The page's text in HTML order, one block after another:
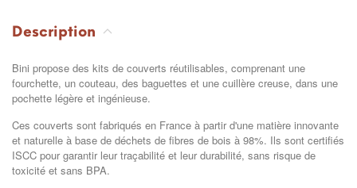
Description
Bini propose des kits de couverts réutilisables, comprenant une
fourchette, un couteau, des baguettes et une cuillère creuse, dans une
pochette légère et ingénieuse.
Ces couverts sont fabriqués en France à partir d'une matière innovante
et naturelle à base de déchets de fibres de bois à 98%. Ils sont certifiés
ISCC pour garantir leur traçabilité et leur durabilité, sans risque de
toxicité et sans BPA.